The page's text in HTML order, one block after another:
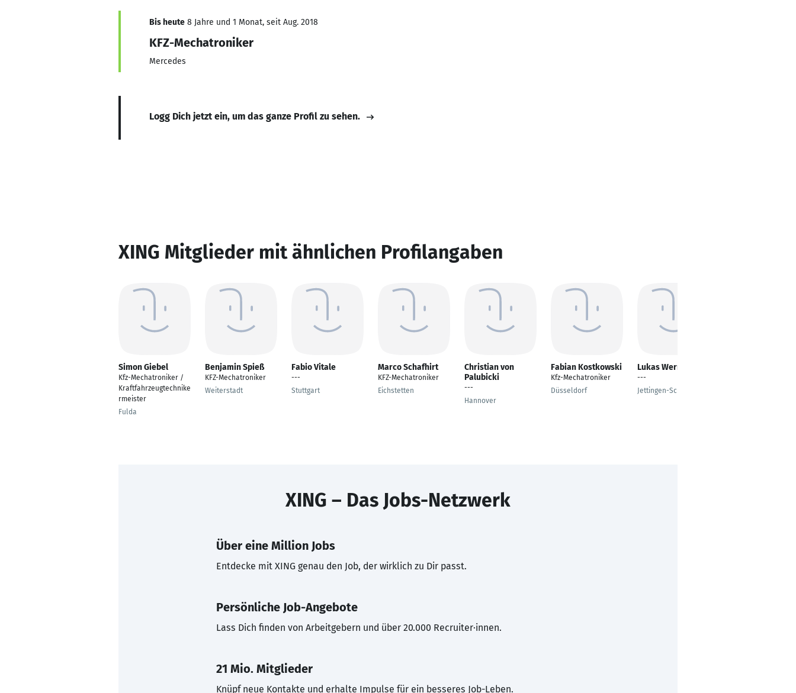
Bis heute 8 Jahre und 1 Monat, seit Aug. 2018
KFZ-Mechatroniker
Mercedes
Logg Dich jetzt ein, um das ganze Profil zu sehen.
XING Mitglieder mit ähnlichen Profilangaben
Simon Giebel
Kfz-Mechatroniker /
Kraftfahrzeugtechnike
rmeister
Fulda
Benjamin Spieß
KFZ-Mechatroniker
Weiterstadt
Fabio Vitale
---
Stuttgart
Marco Schafhirt
KFZ-Mechatroniker
Eichstetten
Christian von
Palubicki
---
Hannover
Fabian Kostkowski
Kfz-Mechatroniker
Düsseldorf
Lukas Wernisch
---
Jettingen-Scheppach
XING – Das Jobs-Netzwerk
Über eine Million Jobs
Entdecke mit XING genau den Job, der wirklich zu Dir passt.
Persönliche Job-Angebote
Lass Dich finden von Arbeitgebern und über 20.000 Recruiter·innen.
21 Mio. Mitglieder
Knüpf neue Kontakte und erhalte Impulse für ein besseres Job-Leben.